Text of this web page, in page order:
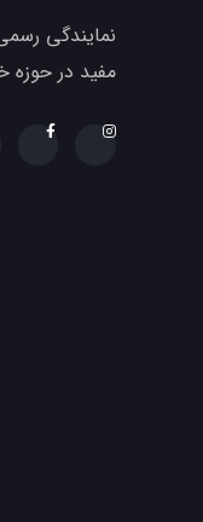
نمایندگی
مفید در حوزه